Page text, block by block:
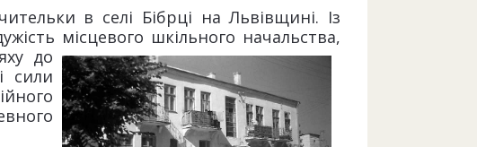
в селі Бібрці на Львівщині. Із
місцевого шкільного начальства,
до
сили